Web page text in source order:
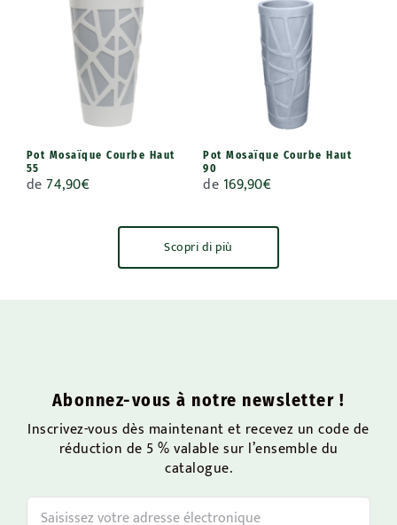
Pot Mosaïque Courbe Haut
55
de 74,90€
Pot Mosaïque Courbe Haut
90
de 169,90€
Scopri di più
Abonnez-vous à notre newsletter !
Inscrivez-vous dès maintenant et recevez un code de
réduction de 5 % valable sur l’ensemble du
catalogue.